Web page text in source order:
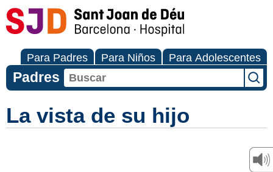
Para Padres Para Niños Para Adolescentes
Padres
La vista de su hijo